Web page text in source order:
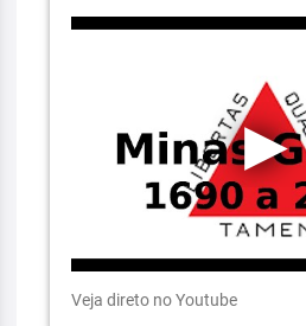
Veja direto no Youtube